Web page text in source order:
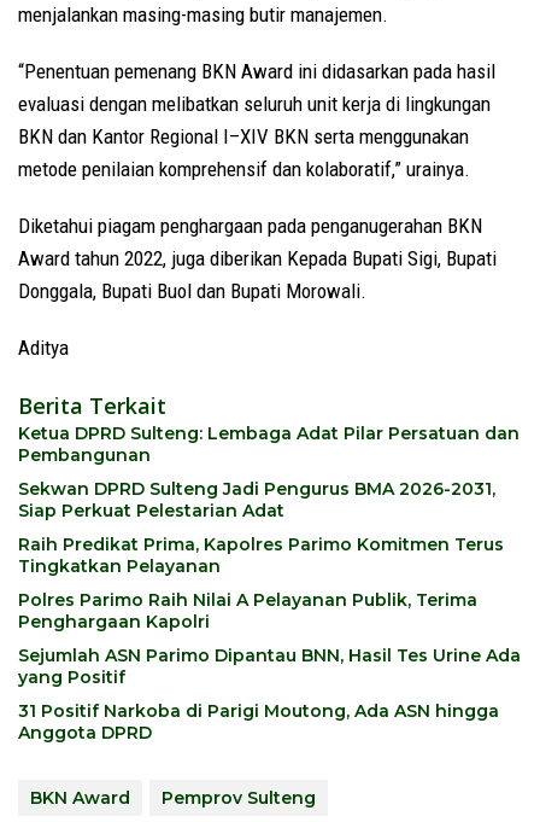
menjalankan masing-masing butir manajemen.
“Penentuan pemenang BKN Award ini didasarkan pada hasil
evaluasi dengan melibatkan seluruh unit kerja di lingkungan
BKN dan Kantor Regional I–XIV BKN serta menggunakan
metode penilaian komprehensif dan kolaboratif,” urainya.
Diketahui piagam penghargaan pada penganugerahan BKN
Award tahun 2022, juga diberikan Kepada Bupati Sigi, Bupati
Donggala, Bupati Buol dan Bupati Morowali.
Aditya
Berita Terkait
Ketua DPRD Sulteng: Lembaga Adat Pilar Persatuan dan
Pembangunan
Sekwan DPRD Sulteng Jadi Pengurus BMA 2026-2031,
Siap Perkuat Pelestarian Adat
Raih Predikat Prima, Kapolres Parimo Komitmen Terus
Tingkatkan Pelayanan
Polres Parimo Raih Nilai A Pelayanan Publik, Terima
Penghargaan Kapolri
Sejumlah ASN Parimo Dipantau BNN, Hasil Tes Urine Ada
yang Positif
31 Positif Narkoba di Parigi Moutong, Ada ASN hingga
Anggota DPRD
BKN Award Pemprov Sulteng